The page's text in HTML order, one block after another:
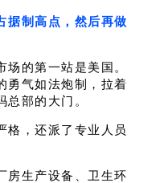
据制高点，然后再做
场的第一站是美国。
勇气如法炮制，拉着
部的大门。
格，还派了专业人员
房生产设备、卫生环